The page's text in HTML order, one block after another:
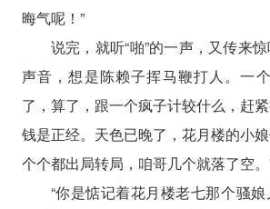
晦气呢！”
说完，就听“啪”的一声，又传来
声音，想是陈赖子挥马鞭打人。一
了，算了，跟一个疯子计较什么，赶
钱是正经。天色已晚了，花月楼的小
个个都出局转局，咱哥几个就落了空。
“你是惦记着花月楼老七那个骚